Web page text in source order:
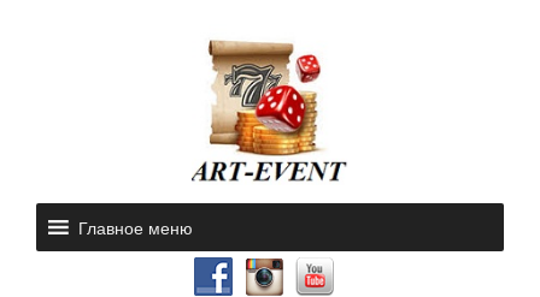
Главное меню